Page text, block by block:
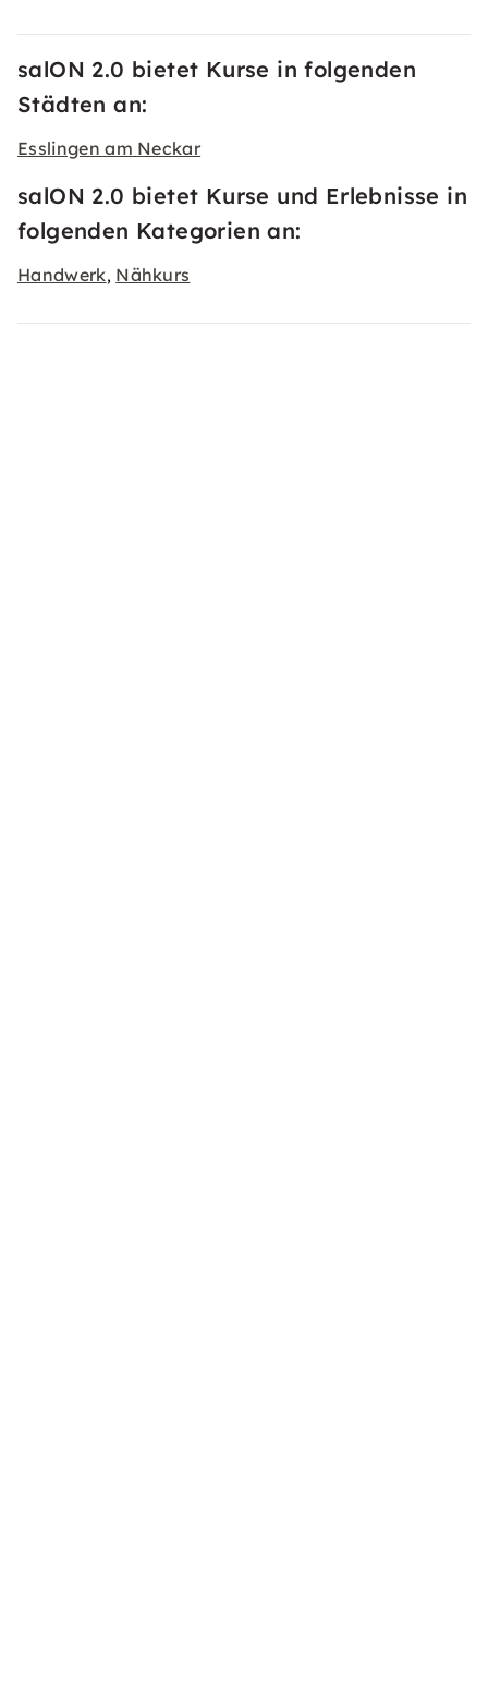
salON 2.0 bietet Kurse in folgenden
Städten an:
Esslingen am Neckar
salON 2.0 bietet Kurse und Erlebnisse in
folgenden Kategorien an:
Handwerk, Nähkurs